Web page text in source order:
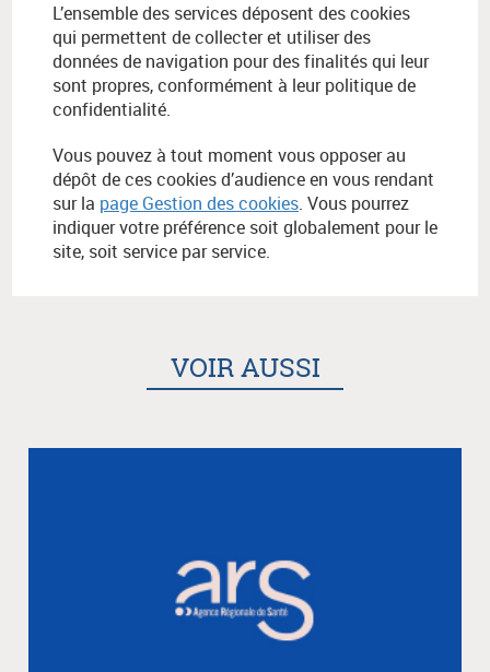
L’ensemble des services déposent des cookies
qui permettent de collecter et utiliser des
données de navigation pour des finalités qui leur
sont propres, conformément à leur politique de
confidentialité.
Vous pouvez à tout moment vous opposer au
dépôt de ces cookies d’audience en vous rendant
sur la page Gestion des cookies. Vous pourrez
indiquer votre préférence soit globalement pour le
site, soit service par service.
VOIR AUSSI